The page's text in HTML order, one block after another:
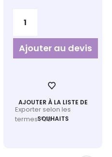
Ajouter au devis
AJOUTER À LA LISTE DE
SOUHAITS
Exporter selon les
termes FOB